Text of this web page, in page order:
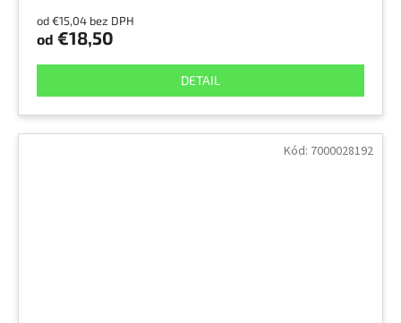
od €15,04 bez DPH
od €18,50
DETAIL
Kód: 7000028192